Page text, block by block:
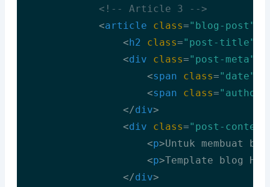
<!-- Article 3 -->
<article class="blog-post"
<h2 class="post-title"
<div class="post-meta"
<span class="date"
<span class="author"
</div>
<div class="post-
<p>Untuk membuat
<p>Template blog
</div>